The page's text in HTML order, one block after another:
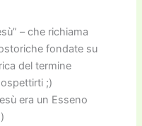
– che richiama
fondate su
del termine
;)
era un Esseno